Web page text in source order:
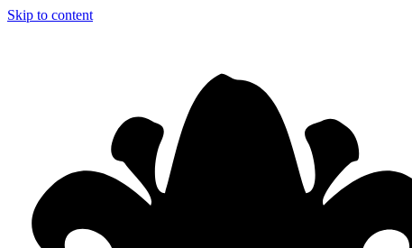
Skip to content